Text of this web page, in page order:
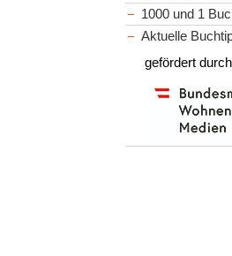
1000 und 1
Aktuelle
gefördert